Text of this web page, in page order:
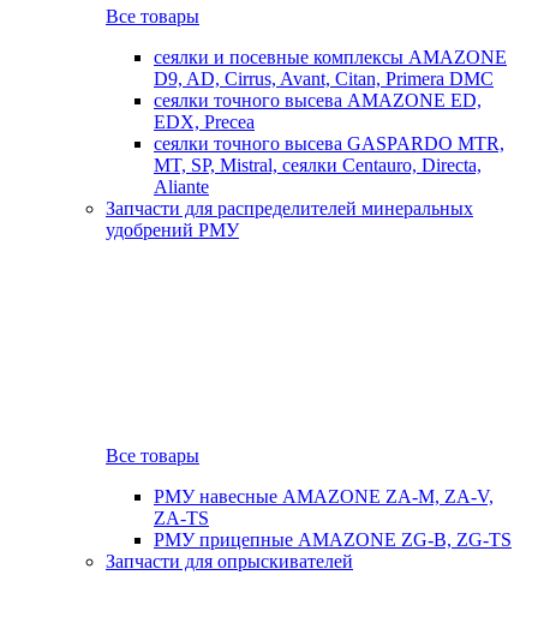
Все товары
сеялки и посевные комплексы AMAZONE
D9, AD, Cirrus, Avant, Citan, Primera DMC
сеялки точного высева AMAZONE ED,
EDX, Precea
сеялки точного высева GASPARDO MTR,
MT, SP, Mistral, сеялки Centauro, Directa,
Aliante
Запчасти для распределителей минеральных
удобрений РМУ
Все товары
РМУ навесные AMAZONE ZA-M, ZA-V,
ZA-TS
РМУ прицепные AMAZONE ZG-B, ZG-TS
Запчасти для опрыскивателей